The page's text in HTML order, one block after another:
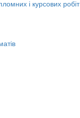
і курсових робіт